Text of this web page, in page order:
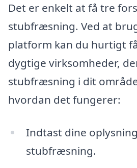
Det er enkelt at få tre
stubfræsning. Ved at
platform kan du hurtigt
dygtige virksomheder,
stubfræsning i dit
hvordan det fungerer:
Indtast dine
stubfræsning.